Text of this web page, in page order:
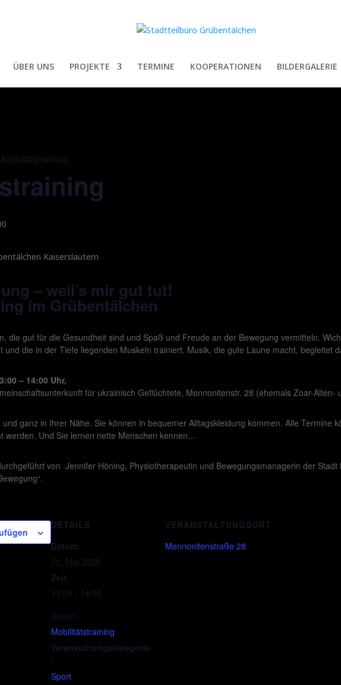
ÜBER UNS PROJEKTE TERMINE KOOPERATIONEN BILDERGALERIE
– weil’s mir gut tut!
im Grübentälchen
die gut für die Gesundheit sind und Spaß und Freude an der Bewegung vermitteln.
und die in der Tiefe liegenden Muskeln trainiert. Musik, die gute Laune macht, begleitet
– 14:00 Uhr,
für ukrainisch Geflüchtete, Mennonitenstr. 28 (ehemals Zoar-Alten-
ganz in Ihrer Nähe. Sie können in bequemer Alltagskleidung kommen. Alle Termine
werden. Und Sie lernen nette Menschen kennen…
von Jennifer Höning, Physiotherapeutin und Bewegungsmanagerin der
DETAILS
Datum:
31. Mai 2029
Zeit:
13:00 - 14:00
Serien:
Mobilitätstraining
Veranstaltungskategorie
:
Sport
VERANSTALTUNGSORT
Mennonitenstraße 28